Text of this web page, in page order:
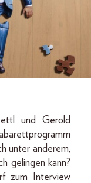
und Gerold
unter anderem,
gelingen kann?
zum Interview